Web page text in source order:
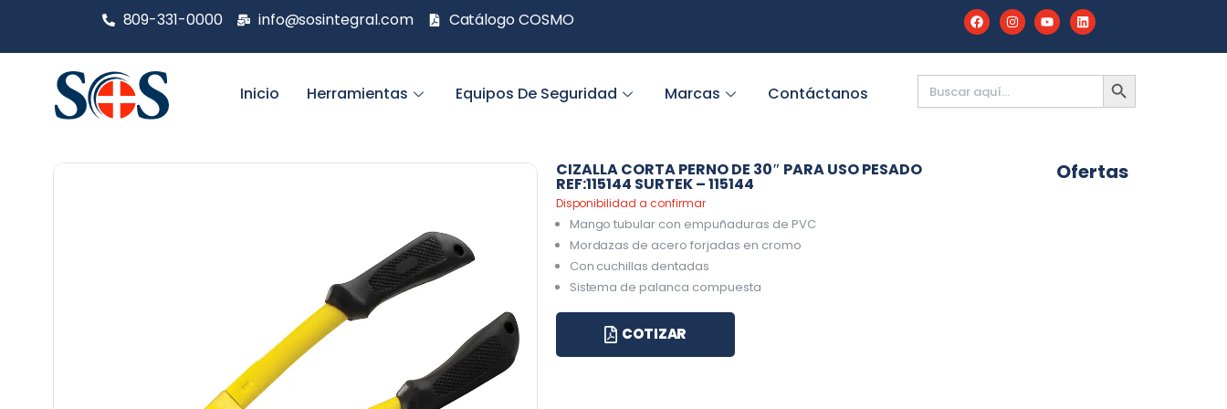
809-331-0000 info@sosintegral.com Catálogo COSMO
Inicio Herramientas Equipos De Seguridad Marcas Contáctanos
Buscar: BOTÓN
DE
BÚSQUEDA
CIZALLA CORTA PERNO DE 30″ PARA USO PESADO
REF:115144 SURTEK – 115144
Disponibilidad a confirmar
Mango tubular con empuñaduras de PVC
Mordazas de acero forjadas en cromo
Con cuchillas dentadas
Sistema de palanca compuesta
COTIZAR
Ofertas